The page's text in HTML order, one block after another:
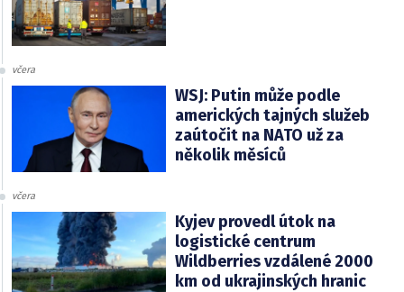
včera
WSJ: Putin může podle
amerických tajných služeb
zaútočit na NATO už za
několik měsíců
včera
Kyjev provedl útok na
logistické centrum
Wildberries vzdálené 2000
km od ukrajinských hranic